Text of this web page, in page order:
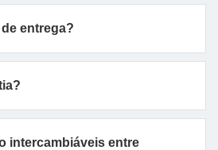
entrega?
intercambiáveis entre